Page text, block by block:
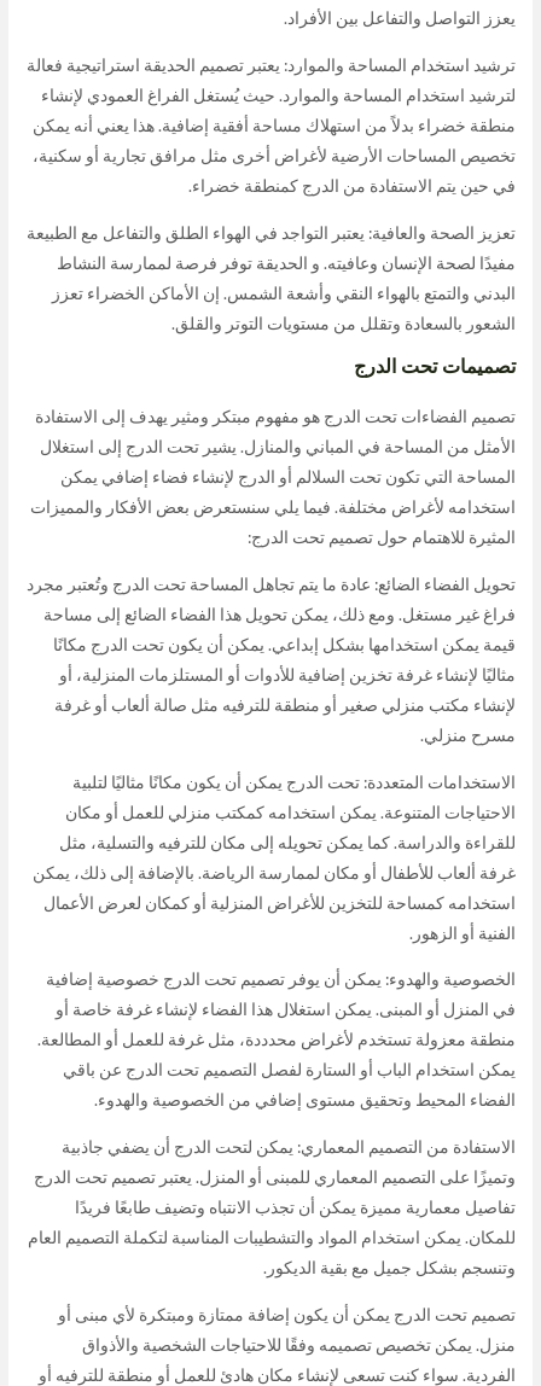
يعزز التواصل والتفاعل بين الأفراد.
ترشيد استخدام المساحة والموارد: يعتبر تصميم الحديقة استراتيجية فعالة
لترشيد استخدام المساحة والموارد. حيث يُستغل الفراغ العمودي لإنشاء
منطقة خضراء بدلاً من استهلاك مساحة أفقية إضافية. هذا يعني أنه يمكن
تخصيص المساحات الأرضية لأغراض أخرى مثل مرافق تجارية أو سكنية،
في حين يتم الاستفادة من الدرج كمنطقة خضراء.
تعزيز الصحة والعافية: يعتبر التواجد في الهواء الطلق والتفاعل مع الطبيعة
مفيدًا لصحة الإنسان وعافيته. و الحديقة توفر فرصة لممارسة النشاط
البدني والتمتع بالهواء النقي وأشعة الشمس. إن الأماكن الخضراء تعزز
الشعور بالسعادة وتقلل من مستويات التوتر والقلق.
تصميمات تحت الدرج
تصميم الفضاءات تحت الدرج هو مفهوم مبتكر ومثير يهدف إلى الاستفادة
الأمثل من المساحة في المباني والمنازل. يشير تحت الدرج إلى استغلال
المساحة التي تكون تحت السلالم أو الدرج لإنشاء فضاء إضافي يمكن
استخدامه لأغراض مختلفة. فيما يلي سنستعرض بعض الأفكار والمميزات
المثيرة للاهتمام حول تصميم تحت الدرج:
تحويل الفضاء الضائع: عادة ما يتم تجاهل المساحة تحت الدرج وتُعتبر مجرد
فراغ غير مستغل. ومع ذلك، يمكن تحويل هذا الفضاء الضائع إلى مساحة
قيمة يمكن استخدامها بشكل إبداعي. يمكن أن يكون تحت الدرج مكانًا
مثاليًا لإنشاء غرفة تخزين إضافية للأدوات أو المستلزمات المنزلية، أو
لإنشاء مكتب منزلي صغير أو منطقة للترفيه مثل صالة ألعاب أو غرفة
مسرح منزلي.
الاستخدامات المتعددة: تحت الدرج يمكن أن يكون مكانًا مثاليًا لتلبية
الاحتياجات المتنوعة. يمكن استخدامه كمكتب منزلي للعمل أو مكان
للقراءة والدراسة. كما يمكن تحويله إلى مكان للترفيه والتسلية، مثل
غرفة ألعاب للأطفال أو مكان لممارسة الرياضة. بالإضافة إلى ذلك، يمكن
استخدامه كمساحة للتخزين للأغراض المنزلية أو كمكان لعرض الأعمال
الفنية أو الزهور.
الخصوصية والهدوء: يمكن أن يوفر تصميم تحت الدرج خصوصية إضافية
في المنزل أو المبنى. يمكن استغلال هذا الفضاء لإنشاء غرفة خاصة أو
منطقة معزولة تستخدم لأغراض محدددة، مثل غرفة للعمل أو المطالعة.
يمكن استخدام الباب أو الستارة لفصل التصميم تحت الدرج عن باقي
الفضاء المحيط وتحقيق مستوى إضافي من الخصوصية والهدوء.
الاستفادة من التصميم المعماري: يمكن لتحت الدرج أن يضفي جاذبية
وتميزًا على التصميم المعماري للمبنى أو المنزل. يعتبر تصميم تحت الدرج
تفاصيل معمارية مميزة يمكن أن تجذب الانتباه وتضيف طابعًا فريدًا
للمكان. يمكن استخدام المواد والتشطيبات المناسبة لتكملة التصميم العام
وتنسجم بشكل جميل مع بقية الديكور.
تصميم تحت الدرج يمكن أن يكون إضافة ممتازة ومبتكرة لأي مبنى أو
منزل. يمكن تخصيص تصميمه وفقًا للاحتياجات الشخصية والأذواق
الفردية. سواء كنت تسعى لإنشاء مكان هادئ للعمل أو منطقة للترفيه أو